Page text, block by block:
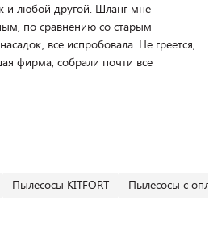
и любой другой. Шланг мне
по сравнению со старым
все испробовала. Не греется,
фирма, собрали почти все
Пылесосы KITFORT Пылесосы с